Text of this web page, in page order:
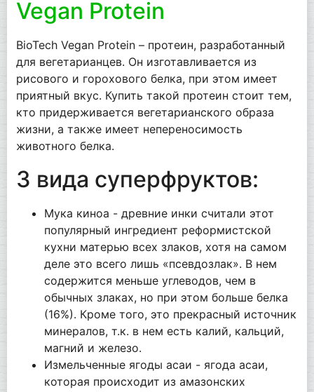
Vegan Protein
BioTech Vegan Protein – протеин, разработанный
для вегетарианцев. Он изготавливается из
рисового и горохового белка, при этом имеет
приятный вкус. Купить такой протеин стоит тем,
кто придерживается вегетарианского образа
жизни, а также имеет непереносимость
животного белка.
3 вида суперфруктов:
Мука киноа - древние инки считали этот
популярный ингредиент реформистской
кухни матерью всех злаков, хотя на самом
деле это всего лишь «псевдозлак». В нем
содержится меньше углеводов, чем в
обычных злаках, но при этом больше белка
(16%). Кроме того, это прекрасный источник
минералов, т.к. в нем есть калий, кальций,
магний и железо.
Измельченные ягоды асаи - ягода асаи,
которая происходит из амазонских